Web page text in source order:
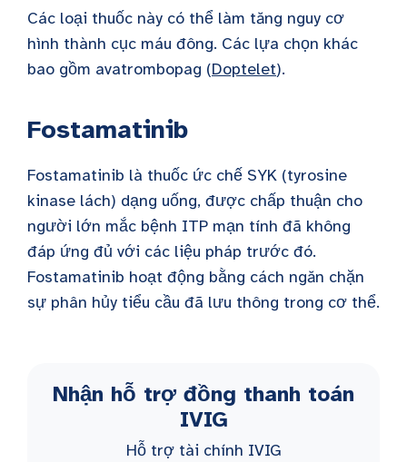
Các loại thuốc này có thể làm tăng nguy cơ
hình thành cục máu đông. Các lựa chọn khác
bao gồm avatrombopag (Doptelet).
Fostamatinib
Fostamatinib là thuốc ức chế SYK (tyrosine
kinase lách) dạng uống, được chấp thuận cho
người lớn mắc bệnh ITP mạn tính đã không
đáp ứng đủ với các liệu pháp trước đó.
Fostamatinib hoạt động bằng cách ngăn chặn
sự phân hủy tiểu cầu đã lưu thông trong cơ thể.
Nhận hỗ trợ đồng thanh toán
IVIG
Hỗ trợ tài chính IVIG